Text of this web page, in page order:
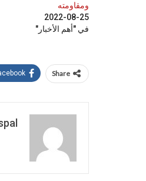
ومقاومته
2022-08-25
في "أهم الأخبار"
Share